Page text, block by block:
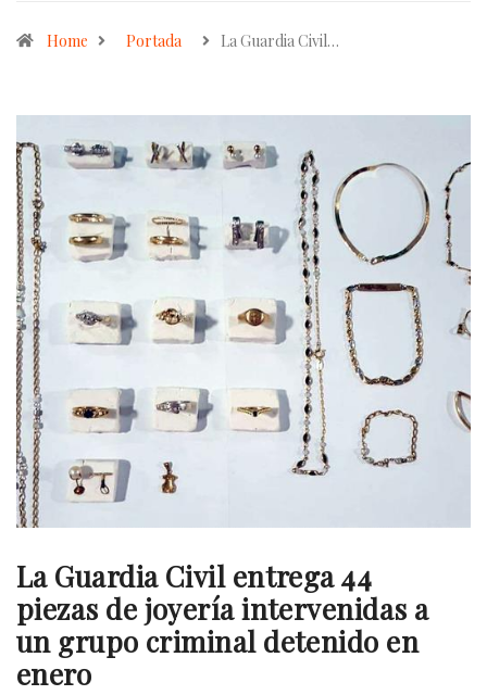
Home Portada La Guardia Civil…
La Guardia Civil entrega 44
piezas de joyería intervenidas a
un grupo criminal detenido en
enero